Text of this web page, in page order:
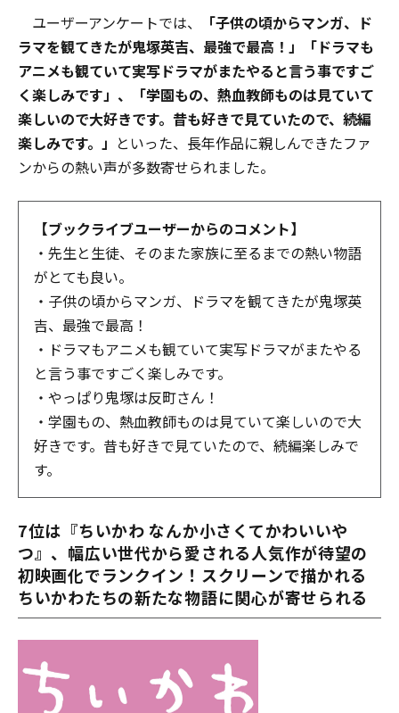
ユーザーアンケートでは、
「子供の頃からマンガ、ド
ラマを観てきたが鬼塚英吉、最強で最高！」「ドラマも
アニメも観ていて実写ドラマがまたやると言う事ですご
く楽しみです」、「学園もの、熱血教師ものは見ていて
楽しいので大好きです。昔も好きで見ていたので、続編
楽しみです。」 といった、長年作品に親しんできたファ
ンからの熱い声が多数寄せられました。
【ブックライブユーザーからのコメント】
・先生と生徒、そのまた家族に至るまでの熱い物語
がとても良い。
・子供の頃からマンガ、ドラマを観てきたが鬼塚英
吉、最強で最高！
・ドラマもアニメも観ていて実写ドラマがまたやる
と言う事ですごく楽しみです。
・やっぱり鬼塚は反町さん！
・学園もの、熱血教師ものは見ていて楽しいので大
好きです。昔も好きで見ていたので、続編楽しみで
す。
7位は『ちいかわ なんか小さくてかわいいや
つ』、幅広い世代から愛される人気作が待望の
初映画化でランクイン！スクリーンで描かれる
ちいかわたちの新たな物語に関心が寄せられる